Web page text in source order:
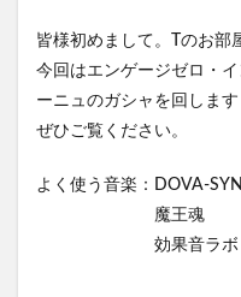
皆様初めまして。Tのお部
今回はエンゲージゼロ・
ーニュのガシャを回します
ぜひご覧ください。
よく使う音楽：DOVA-
魔王魂
効果音ラボ